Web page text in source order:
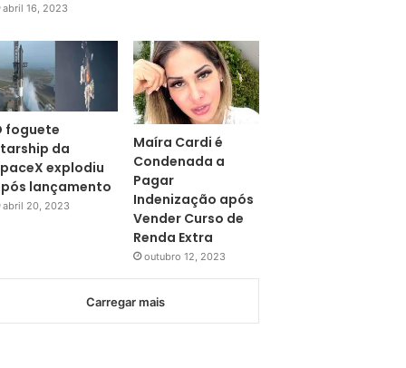
abril 16, 2023
foguete
da
explodiu
lançamento
abril 20, 2023
Maíra Cardi é
Condenada a
Pagar
Indenização após
Vender Curso de
Renda Extra
outubro 12, 2023
Carregar mais